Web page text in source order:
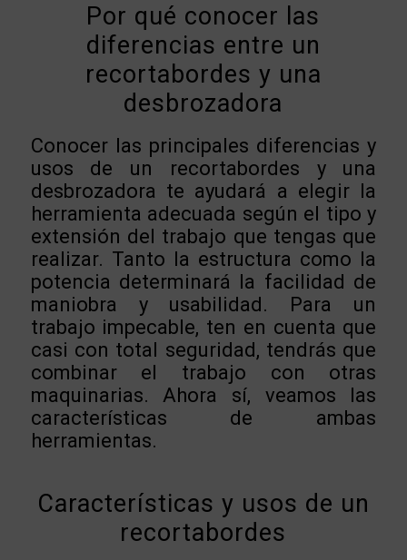
Por qué conocer las
diferencias entre un
recortabordes y una
desbrozadora
Conocer las principales diferencias y
usos de un recortabordes y una
desbrozadora te ayudará a elegir la
herramienta adecuada según el tipo y
extensión del trabajo que tengas que
realizar. Tanto la estructura como la
potencia determinará la facilidad de
maniobra y usabilidad. Para un
trabajo impecable, ten en cuenta que
casi con total seguridad, tendrás que
combinar el trabajo con otras
maquinarias. Ahora sí, veamos las
características de ambas
herramientas.
Características y usos de un
recortabordes